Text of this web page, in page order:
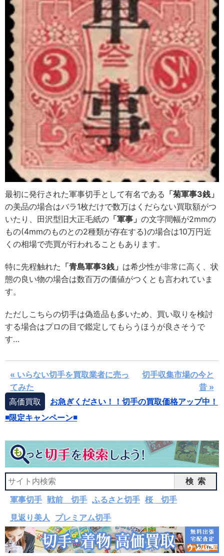
最初に発行された軍事切手として有名である 「菊軍事3銭」
の美品の場合はバラ1枚だけで数万はくだらない買取額がつ
いたり、田沢型旧大正毛紙の 「軍事」 の文字間幅が2mmの
もの(4mmのものとの2種類が存在する)の場合は10万円近
くの相場で売買が行われることもあります。
特に先程触れた 「青島軍事3銭」 は希少性が非常に高く、状
態の良い物の場合は数百万の価値がつくとも言われていま
す。
ただしこちらの切手は偽造品も多いため、買い取りを検討
する場合はプロの目で鑑定してもらうほうが良さそうで
す…
« いらない切手を買取業者に売っ
てみた
切手収集市場の今と
昔 »
高価買取
お急ぎください！！切手の買取価格アップ中！
◾️限定キャンペーン◾️
検索
軍事切手 戦前 切手 ふるさと切手 桜 切手
見返り美人 プレミアム切手